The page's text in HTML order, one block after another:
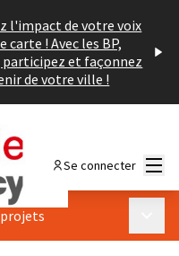
l'impact de votre voix
carte ! Avec les BP,
et façonnez
de votre ville !
Se connecter